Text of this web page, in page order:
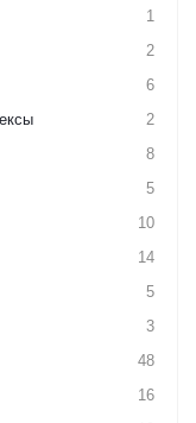
1
2
6
2
8
5
10
14
5
3
48
16